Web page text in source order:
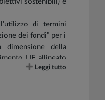
sostenibili) e
di termini
dei fondi” per i
dimensione della
UE allineato
Leggi tutto